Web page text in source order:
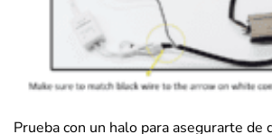
Prueba con un halo para asegurarte de